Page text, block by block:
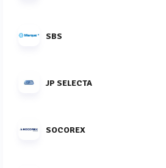
SBS
JP SELECTA
SOCOREX